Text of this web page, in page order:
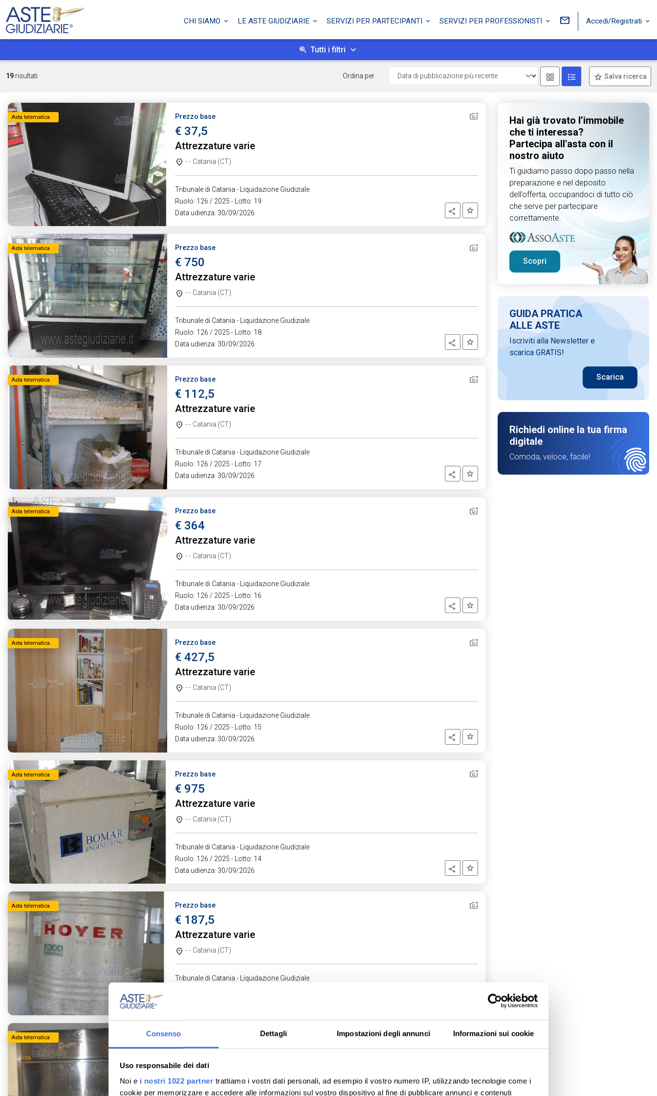
Consenso Dettagli Impostazioni degli annunci Informazioni sui cookie
Uso responsabile dei dati
Noi e i nostri 1022 partner trattiamo i vostri dati personali, ad esempio il vostro numero IP, utilizzando tecnologie come i
cookie per memorizzare e accedere alle informazioni sul vostro dispositivo al fine di pubblicare annunci e contenuti
CHI SIAMO LE ASTE GIUDIZIARIE SERVIZI PER PARTECIPANTI SERVIZI PER PROFESSIONISTI Accedi/Registrati
Tutti i filtri
19 risultati Ordina per Mostra come box
Mostra come lista
Salva ricerca
Asta telematica Prezzo base
€ 37,5
Attrezzature varie
- - Catania (CT)
Tribunale di Catania - Liquidazione Giudiziale
Ruolo: 126 / 2025 - Lotto: 19
Data udienza: 30/09/2026
CondividiAggiungi ai preferiti
Asta telematica Prezzo base
€ 750
Attrezzature varie
- - Catania (CT)
Tribunale di Catania - Liquidazione Giudiziale
Ruolo: 126 / 2025 - Lotto: 18
Data udienza: 30/09/2026
CondividiAggiungi ai preferiti
Asta telematica Prezzo base
€ 112,5
Attrezzature varie
- - Catania (CT)
Tribunale di Catania - Liquidazione Giudiziale
Ruolo: 126 / 2025 - Lotto: 17
Data udienza: 30/09/2026
CondividiAggiungi ai preferiti
Asta telematica Prezzo base
€ 364
Attrezzature varie
- - Catania (CT)
Tribunale di Catania - Liquidazione Giudiziale
Ruolo: 126 / 2025 - Lotto: 16
Data udienza: 30/09/2026
Condividi
Asta telematica Prezzo base
€ 427,5
Attrezzature varie
- - Catania (CT)
Tribunale di Catania - Liquidazione Giudiziale
Ruolo: 126 / 2025 - Lotto: 15
Data udienza: 30/09/2026
Condividi
Asta telematica Prezzo base
€ 975
Attrezzature varie
- - Catania (CT)
Tribunale di Catania - Liquidazione Giudiziale
Ruolo: 126 / 2025 - Lotto: 14
Data udienza: 30/09/2026
Condividi
Asta telematica Prezzo base
€ 187,5
Attrezzature varie
- - Catania (CT)
Tribunale di Catania - Liquidazione Giudiziale
Aggiungi ai preferiti
Asta telematica Prezzo base
€ 1.125
Attrezzature varie
- - Catania (CT)
Hai già trovato l’immobile
che ti interessa?
Partecipa all'asta con il
nostro aiuto
Ti guidiamo passo dopo passo nella
preparazione e nel deposito
dell’offerta, occupandoci di tutto ciò
che serve per partecipare
correttamente.
Scopri
GUIDA PRATICA
ALLE ASTE
Iscriviti alla Newsletter e
scarica GRATIS!
Scarica
Richiedi online la tua firma
digitale
Comoda, veloce, facile!